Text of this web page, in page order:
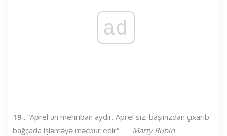
ad
19 . “Aprel ən mehriban aydır. Aprel sizi başınızdan çıxarıb
bağçada işləməyə məcbur edir”. ― Marty Rubin